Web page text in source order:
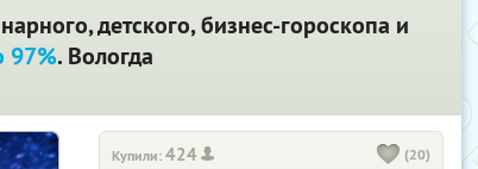
детского, бизнес-гороскопа и
97%. Вологда
Купили:424 (20)